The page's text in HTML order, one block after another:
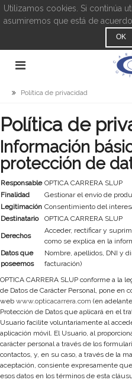
Utilizamos cookies. Si continúa
asumiremos que está de
OK
Política de privacidad
Política de
Información
protección de
Responsable OPTICA CARRERA SLUP
Finalidad
Gestionar el envío de
Legitimación Consentimiento del
Destinatario
OPTICA CARRERA SLUP
Derechos
Acceder, rectificar y
como se explica en la
Datos que
poseemos
Nombre, apellidos, DNI y
facturación)
OPTICA CARRERA SLUP conforme a la
de Datos de Carácter Personal, pone en
web www.opticacarrera.com (en
Protección de Datos que aplicará en el
Usuario facilite voluntariamente al
aplicación móvil. El Usuario, al
carácter personal a través de los
contactos, y, en su caso, a través de la
aceptación, consiente expresamente
esos datos en los términos de esta